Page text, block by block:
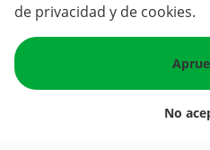
© 2026 Temporales.
Política de privacidad
de privacidad y de cookies.
No